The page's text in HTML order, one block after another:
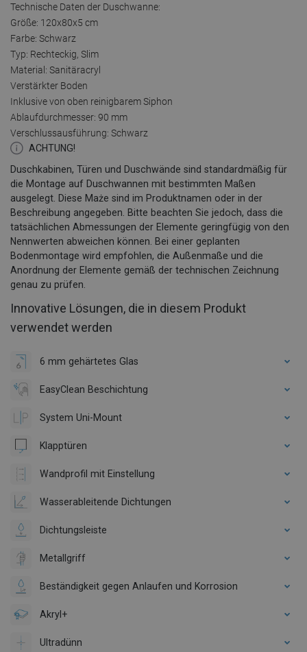
Technische Daten der Duschwanne:
Größe: 120x80x5 cm
Farbe: Schwarz
Typ: Rechteckig, Slim
Material: Sanitäracryl
Verstärkter Boden
Inklusive von oben reinigbarem Siphon
Ablaufdurchmesser: 90 mm
Verschlussausführung: Schwarz
ACHTUNG!
Duschkabinen, Türen und Duschwände sind standardmäßig für
die Montage auf Duschwannen mit bestimmten Maßen
ausgelegt. Diese Maże sind im Produktnamen oder in der
Beschreibung angegeben. Bitte beachten Sie jedoch, dass die
tatsächlichen Abmessungen der Elemente geringfügig von den
Nennwerten abweichen können. Bei einer geplanten
Bodenmontage wird empfohlen, die Außenmaße und die
Anordnung der Elemente gemäß der technischen Zeichnung
genau zu prüfen.
Innovative Lösungen, die in diesem Produkt
verwendet werden
6 mm gehärtetes Glas
EasyClean Beschichtung
System Uni-Mount
Klapptüren
Wandprofil mit Einstellung
Wasserableitende Dichtungen
Dichtungsleiste
Metallgriff
Beständigkeit gegen Anlaufen und Korrosion
Akryl+
Ultradünn